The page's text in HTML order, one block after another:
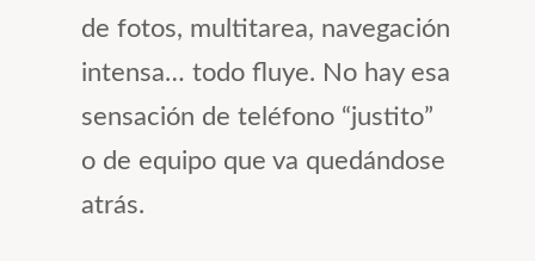
de fotos, multitarea, navegación
intensa… todo fluye. No hay esa
sensación de teléfono “justito”
o de equipo que va quedándose
atrás.